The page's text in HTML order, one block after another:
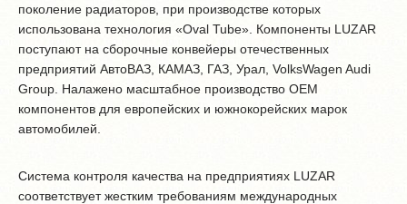
поколение радиаторов, при производстве которых
использована технология «Oval Tube». Компоненты LUZAR
поступают на сборочные конвейеры отечественных
предприятий АвтоВАЗ, КАМАЗ, ГАЗ, Урал, VolksWagen Audi
Group. Налажено масштабное производство OEM
компонентов для европейских и южнокорейских марок
автомобилей.
Система контроля качества на предприятиях LUZAR
соответствует жестким требованиям международных